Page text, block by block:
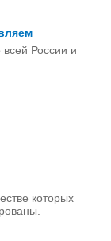
России и
которых